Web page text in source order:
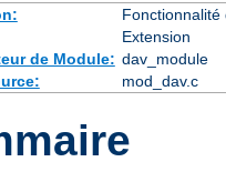
Extension
de Module: dav_module
mod_dav.c